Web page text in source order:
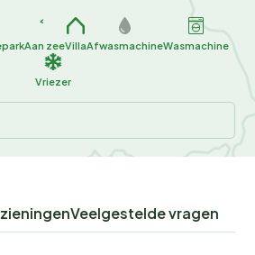
Aan zeeVillaAfwasmachineWasmachine
Vriezer
Veelgestelde vragen